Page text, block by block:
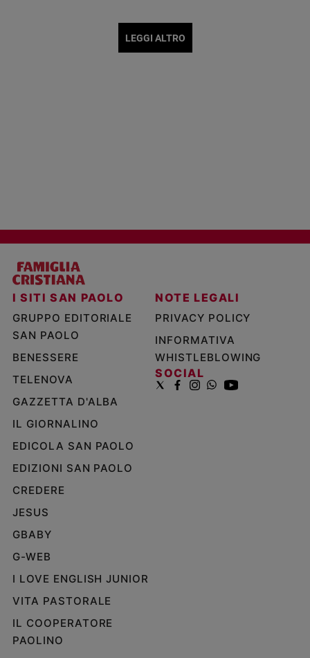
LEGGI ALTRO
I SITI SAN PAOLO
GRUPPO EDITORIALE
SAN PAOLO
BENESSERE
TELENOVA
GAZZETTA D'ALBA
IL GIORNALINO
EDICOLA SAN PAOLO
EDIZIONI SAN PAOLO
CREDERE
JESUS
GBABY
G-WEB
I LOVE ENGLISH JUNIOR
VITA PASTORALE
IL COOPERATORE
PAOLINO
NOTE LEGALI
PRIVACY POLICY
INFORMATIVA
WHISTLEBLOWING
SOCIAL